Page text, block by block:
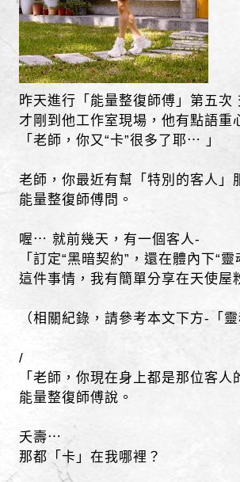
昨天進行「能量整復師傅」第五次
才剛到他工作室現場，他有點語重
「老師，你又“卡”很多了耶⋯ 」
老師，你最近有幫「特別的客人」
能量整復師傅問。
喔⋯ 就前幾天，有一個客人-
「訂定“黑暗契約”，還在體內下“靈
這件事情，我有簡單分享在天使屋
（相關紀錄，請參考本文下方-「靈
/
「老師，你現在身上都是那位客人
能量整復師傅說。
夭壽⋯
那都「卡」在我哪裡？